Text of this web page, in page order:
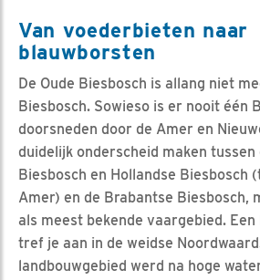
Van voederbieten naar
blauwborsten
De Oude Biesbosch is allang niet
Biesbosch. Sowieso is er nooit één
doorsneden door de Amer en
duidelijk onderscheid maken tussen
Biesbosch en Hollandse Biesbosch
Amer) en de Brabantse Biesbosch,
als meest bekende vaargebied. Een
tref je aan in de weidse
landbouwgebied werd na hoge